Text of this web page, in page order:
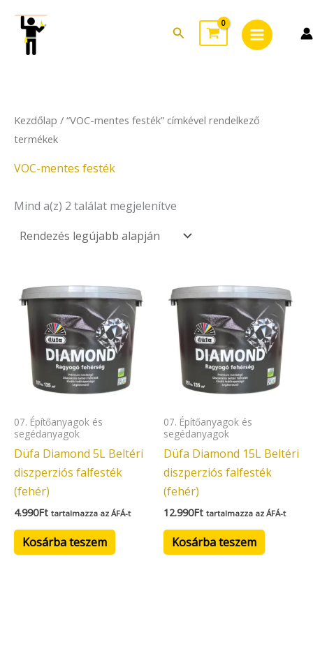
content
Search
Menu
Kezdőlap / “VOC-mentes festék” címkével rendelkező
termékek
VOC-mentes festék
Mind a(z) 2 találat megjelenítve
latest
07. Építőanyagok és
segédanyagok
Düfa Diamond 5L Beltéri
diszperziós falfesték
(fehér)
4.990Ft tartalmazza az ÁFÁ-t
Kosárba teszem
07. Építőanyagok és
segédanyagok
Düfa Diamond 15L Beltéri
diszperziós falfesték
(fehér)
12.990Ft tartalmazza az ÁFÁ-t
Kosárba teszem